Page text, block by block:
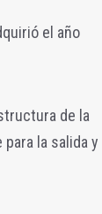
el año
de la
la salida y